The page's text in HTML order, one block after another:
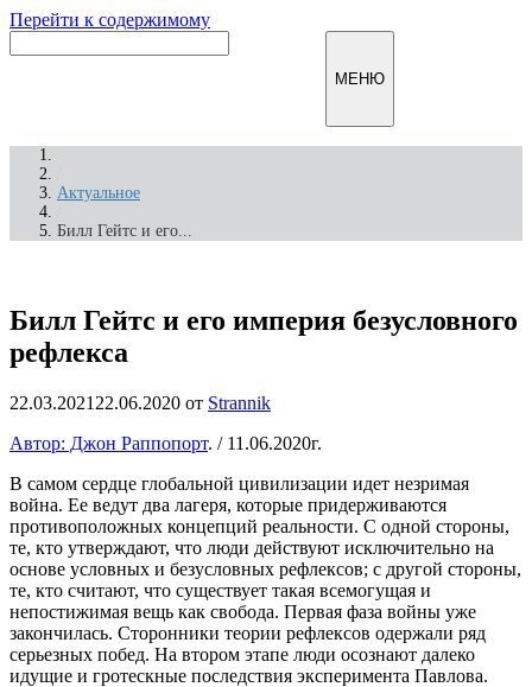
Перейти к содержимому
МЕНЮ
Актуальное
Билл Гейтс и его...
Билл Гейтс и его империя безусловного
рефлекса
22.03.2021 22.06.2020 от Strannik
Автор: Джон Раппопорт. / 11.06.2020г.
В самом сердце глобальной цивилизации идет незримая
война. Ее ведут два лагеря, которые придерживаются
противоположных концепций реальности. С одной стороны,
те, кто утверждают, что люди действуют исключительно на
основе условных и безусловных рефлексов; с другой стороны,
те, кто считают, что существует такая всемогущая и
непостижимая вещь как свобода. Первая фаза войны уже
закончилась. Сторонники теории рефлексов одержали ряд
серьезных побед. На втором этапе люди осознают далеко
идущие и гротескные последствия эксперимента Павлова.